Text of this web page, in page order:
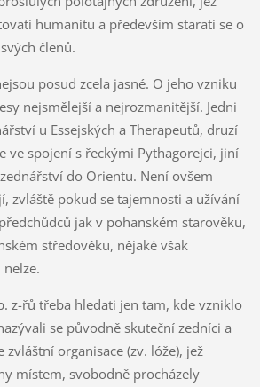
humanitu a především starati se o
členů.
posud zcela jasné. O jeho vzniku
nejsmělejší a nejrozmanitější. Jedni
u Essejských a Therapeutů, druzí
ve spojení s řeckými Pythagorejci, jiní
do Orientu. Není ovšem
zvláště pokud se tajemnosti a užívání
jak v pohanském starověku,
středověku, nějaké však
z-řů třeba hledati jen tam, kde vzniklo
se původně skuteční zedníci a
zvláštní organisace (zv. lóže), jež
místem, svobodně procházely